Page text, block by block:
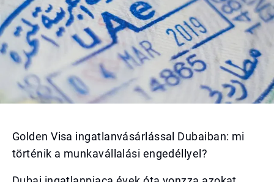
Golden Visa ingatlanvásárlással Dubaiban: mi
történik a munkavállalási engedéllyel?